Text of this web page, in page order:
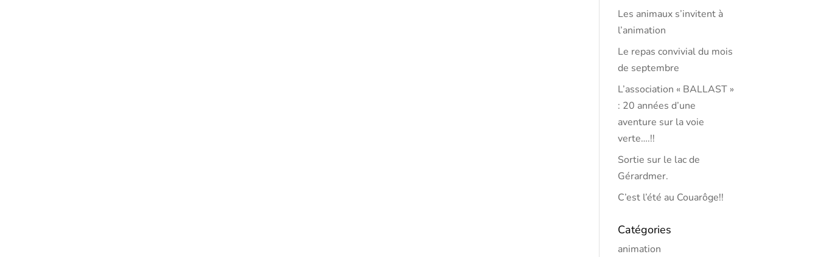
Les animaux s’invitent à
l’animation
Le repas convivial du mois
de septembre
L’association « BALLAST »
: 20 années d’une
aventure sur la voie
verte….!!
Sortie sur le lac de
Gérardmer.
C’est l’été au Couarôge!!
Catégories
animation